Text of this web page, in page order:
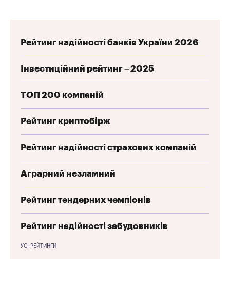
Рейтинг надійності банків України 2026
Інвестиційний рейтинг – 2025
ТОП 200 компаній
Рейтинг криптобірж
Рейтинг надійності страхових компаній
Аграрний незламний
Рейтинг тендерних чемпіонів
Рейтинг надійності забудовників
УСІ РЕЙТИНГИ